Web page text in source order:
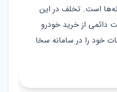
است. تخلف در این
دائمی از خرید خودرو
خود را در سامانه سخا